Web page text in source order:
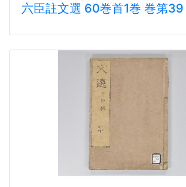
六臣註文選 60巻首1巻 巻第39